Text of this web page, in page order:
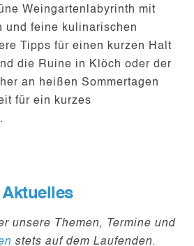
Weingartenlabyrinth mit
und feine kulinarischen
Tipps für einen kurzen Halt
die Ruine in Klöch oder der
an heißen Sommertagen
für ein kurzes
Aktuelles
unsere Themen, Termine und
stets auf dem Laufenden.